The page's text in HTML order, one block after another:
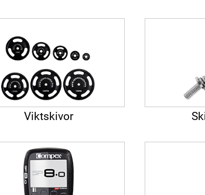
Viktskivor